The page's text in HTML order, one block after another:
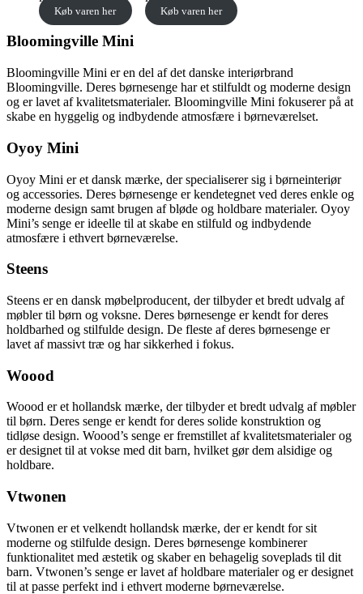
Køb varen her Køb varen her
Bloomingville Mini
Bloomingville Mini er en del af det danske interiørbrand
Bloomingville. Deres børnesenge har et stilfuldt og moderne design
og er lavet af kvalitetsmaterialer. Bloomingville Mini fokuserer på at
skabe en hyggelig og indbydende atmosfære i børneværelset.
Oyoy Mini
Oyoy Mini er et dansk mærke, der specialiserer sig i børneinteriør
og accessories. Deres børnesenge er kendetegnet ved deres enkle og
moderne design samt brugen af bløde og holdbare materialer. Oyoy
Mini’s senge er ideelle til at skabe en stilfuld og indbydende
atmosfære i ethvert børneværelse.
Steens
Steens er en dansk møbelproducent, der tilbyder et bredt udvalg af
møbler til børn og voksne. Deres børnesenge er kendt for deres
holdbarhed og stilfulde design. De fleste af deres børnesenge er
lavet af massivt træ og har sikkerhed i fokus.
Woood
Woood er et hollandsk mærke, der tilbyder et bredt udvalg af møbler
til børn. Deres senge er kendt for deres solide konstruktion og
tidløse design. Woood’s senge er fremstillet af kvalitetsmaterialer og
er designet til at vokse med dit barn, hvilket gør dem alsidige og
holdbare.
Vtwonen
Vtwonen er et velkendt hollandsk mærke, der er kendt for sit
moderne og stilfulde design. Deres børnesenge kombinerer
funktionalitet med æstetik og skaber en behagelig soveplads til dit
barn. Vtwonen’s senge er lavet af holdbare materialer og er designet
til at passe perfekt ind i ethvert moderne børneværelse.